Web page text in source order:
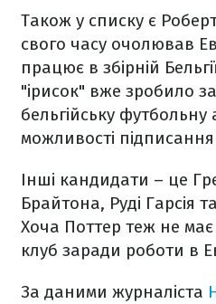
Також у списку є
свого часу очолював
працює в збірній
"ірисок" вже зробило
бельгійську
можливості
Інші кандидати – це
Брайтона, Руді Гарсія
Хоча Поттер теж не має
клуб заради роботи в
За даними журналіста